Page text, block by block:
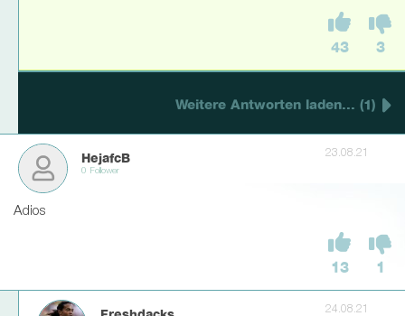
43 3
Weitere Antworten laden... (1)
HejafcB
0 Follower
23.08.21
Adios
13 1
24.08.21